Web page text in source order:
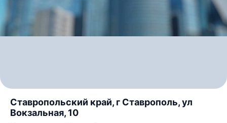
Ставропольский край, г Ставрополь, ул
Вокзальная, 10